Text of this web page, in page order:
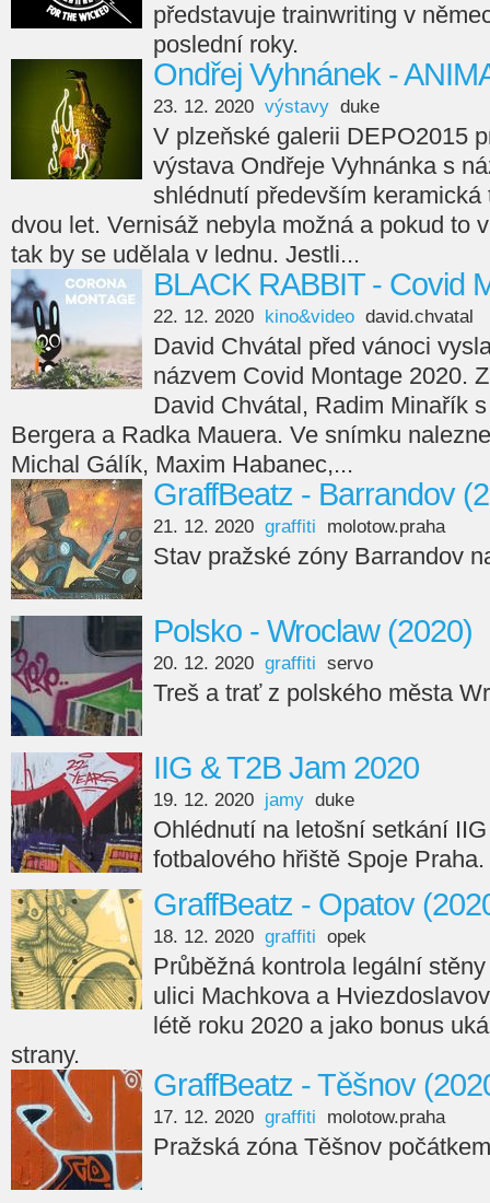
představuje trainwriting v
poslední roky.
Ondřej Vyhnánek -
23. 12. 2020 výstavy duke
V plzeňské galerii DEPO2015
výstava Ondřeje Vyhnánka s
shlédnutí především
dvou let. Vernisáž nebyla možná a pokud to
tak by se udělala v lednu. Jestli...
BLACK RABBIT - Covid
22. 12. 2020 kino&video david.chvatal
David Chvátal před vánoci
názvem Covid Montage 2020.
David Chvátal, Radim Minařík
Bergera a Radka Mauera. Ve snímku
Michal Gálík, Maxim Habanec,...
GraffBeatz - Barrandov
21. 12. 2020 graffiti molotow.praha
Stav pražské zóny Barrandov
Polsko - Wroclaw (2020)
20. 12. 2020 graffiti servo
Treš a trať z polského města
IIG & T2B Jam 2020
19. 12. 2020 jamy duke
Ohlédnutí na letošní setkání
fotbalového hřiště Spoje Praha.
GraffBeatz - Opatov
18. 12. 2020 graffiti opek
Průběžná kontrola legální
ulici Machkova a
létě roku 2020 a jako bonus
strany.
GraffBeatz - Těšnov
17. 12. 2020 graffiti molotow.praha
Pražská zóna Těšnov